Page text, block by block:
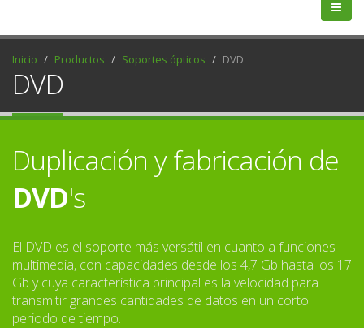
Inicio Productos Soportes ópticos DVD
DVD
Duplicación y fabricación de
DVD's
El DVD es el soporte más versátil en cuanto a funciones
multimedia, con capacidades desde los 4,7 Gb hasta los 17
Gb y cuya característica principal es la velocidad para
transmitir grandes cantidades de datos en un corto
periodo de tiempo.